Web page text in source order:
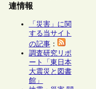
連情報
「災害」に関
する当サイト
の記事：
調査研究リポ
ート「東日本
大震災と図書
館」